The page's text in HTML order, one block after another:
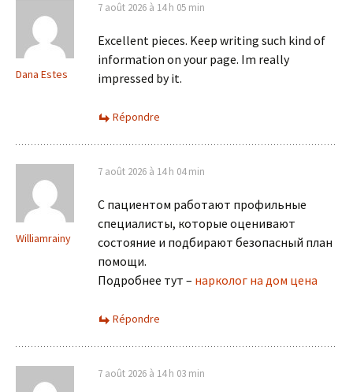
Dana Estes
7 août 2026 à 14 h 05 min
Excellent pieces. Keep writing such kind of
information on your page. Im really
impressed by it.
Répondre
Williamrainy
7 août 2026 à 14 h 04 min
С пациентом работают профильные
специалисты, которые оценивают
состояние и подбирают безопасный план
помощи.
Подробнее тут – нарколог на дом цена
Répondre
7 août 2026 à 14 h 03 min